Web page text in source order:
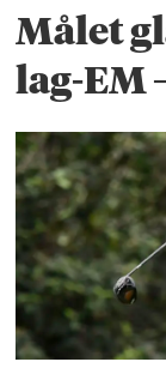
Målet
lag-EM